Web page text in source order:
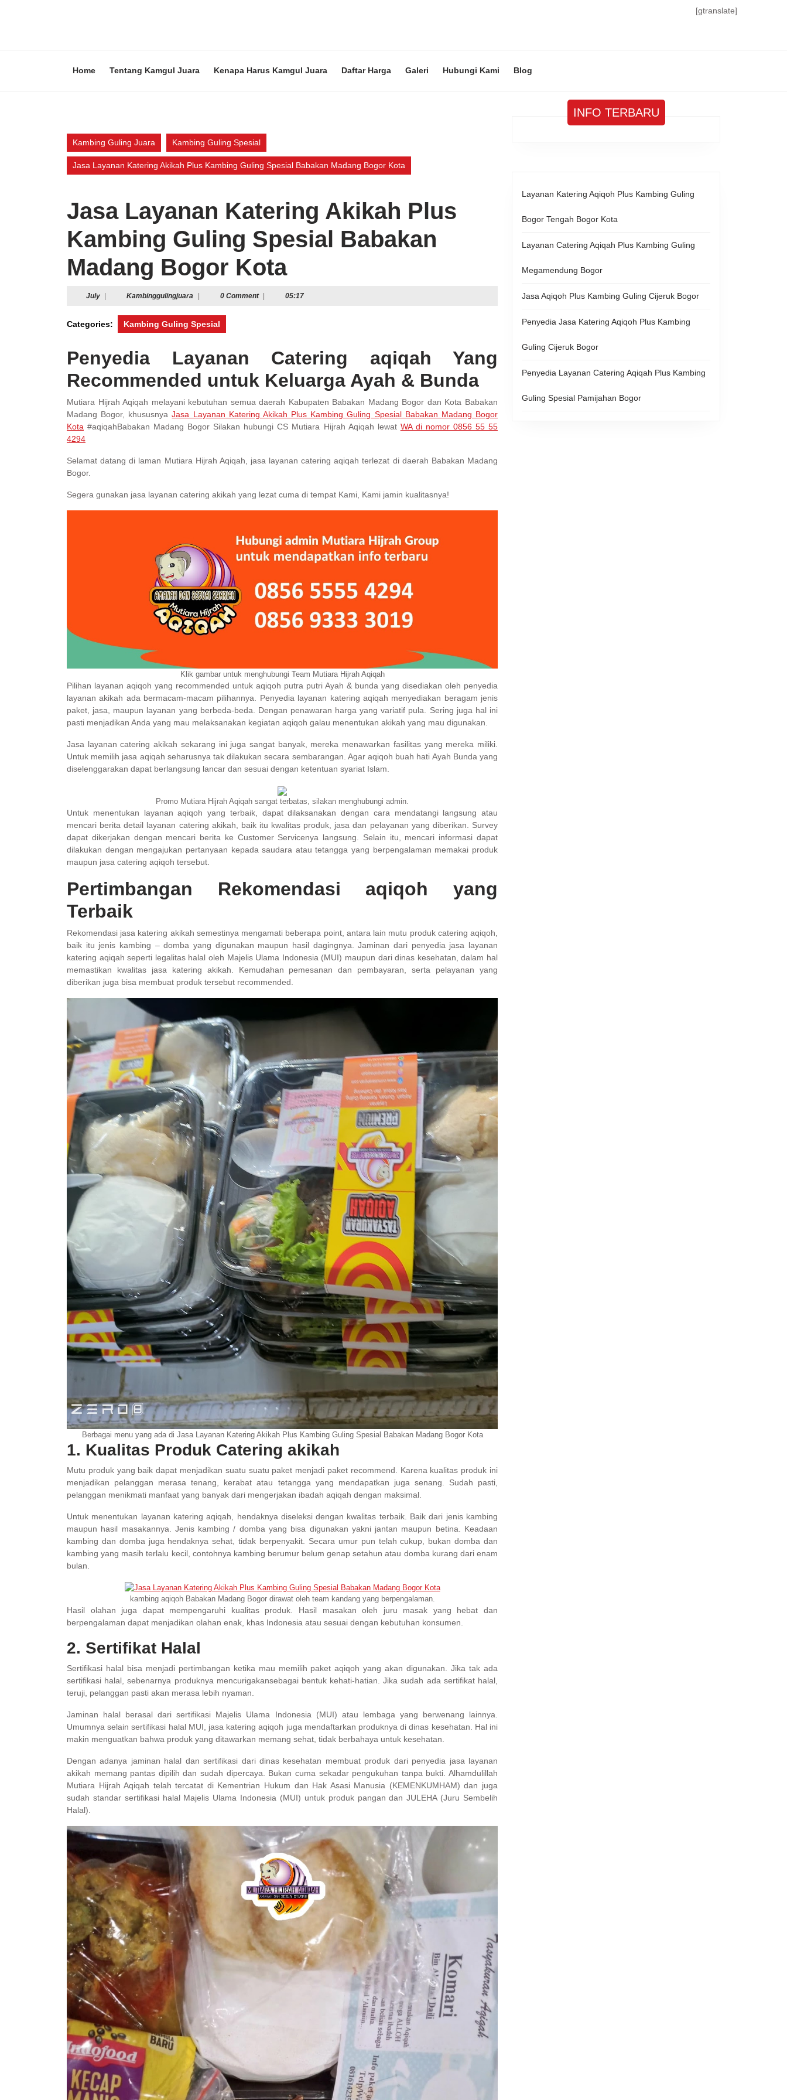
[gtranslate]
Home Tentang Kamgul Juara Kenapa Harus Kamgul Juara Daftar Harga Galeri Hubungi Kami Blog
Kambing Guling Juara Kambing Guling Spesial
Jasa Layanan Katering Akikah Plus Kambing Guling Spesial Babakan Madang Bogor Kota
Jasa Layanan Katering Akikah Plus
Kambing Guling Spesial Babakan
Madang Bogor Kota
JulyJuly Kambinggulingjuara Kambinggulingjuara
0 Comment 05:17
Categories: Kambing Guling Spesial
Penyedia Layanan Catering aqiqah Yang
Recommended untuk Keluarga Ayah & Bunda
Mutiara Hijrah Aqiqah melayani kebutuhan semua daerah Kabupaten Babakan Madang Bogor dan Kota Babakan
Madang Bogor, khususnyaJasa Layanan Katering Akikah Plus Kambing Guling Spesial Babakan Madang Bogor
Kota #aqiqahBabakan Madang Bogor Silakan hubungi CS Mutiara Hijrah Aqiqah lewat WA di nomor 0856 55 55
4294
Selamat datang di laman Mutiara Hijrah Aqiqah, jasa layanan catering aqiqah terlezat di daerah Babakan Madang
Bogor.
Segera gunakan jasa layanan catering akikah yang lezat cuma di tempat Kami, Kami jamin kualitasnya!
Klik gambar untuk menghubungi Team Mutiara Hijrah Aqiqah
Pilihan layanan aqiqoh yang recommended untuk aqiqoh putra putri Ayah & bunda yang disediakan oleh penyedia
layanan akikah ada bermacam-macam pilihannya. Penyedia layanan katering aqiqah menyediakan beragam jenis
paket, jasa, maupun layanan yang berbeda-beda. Dengan penawaran harga yang variatif pula. Sering juga hal ini
pasti menjadikan Anda yang mau melaksanakan kegiatan aqiqoh galau menentukan akikah yang mau digunakan.
Jasa layanan catering akikah sekarang ini juga sangat banyak, mereka menawarkan fasilitas yang mereka miliki.
Untuk memilih jasa aqiqah seharusnya tak dilakukan secara sembarangan. Agar aqiqoh buah hati Ayah Bunda yang
diselenggarakan dapat berlangsung lancar dan sesuai dengan ketentuan syariat Islam.
Promo Mutiara Hijrah Aqiqah sangat terbatas, silakan menghubungi admin.
Untuk menentukan layanan aqiqoh yang terbaik, dapat dilaksanakan dengan cara mendatangi langsung atau
mencari berita detail layanan catering akikah, baik itu kwalitas produk, jasa dan pelayanan yang diberikan. Survey
dapat dikerjakan dengan mencari berita ke Customer Servicenya langsung. Selain itu, mencari informasi dapat
dilakukan dengan mengajukan pertanyaan kepada saudara atau tetangga yang berpengalaman memakai produk
maupun jasa catering aqiqoh tersebut.
Pertimbangan Rekomendasi aqiqoh yang
Terbaik
Rekomendasi jasa katering akikah semestinya mengamati beberapa point, antara lain mutu produk catering aqiqoh,
baik itu jenis kambing – domba yang digunakan maupun hasil dagingnya. Jaminan dari penyedia jasa layanan
katering aqiqah seperti legalitas halal oleh Majelis Ulama Indonesia (MUI) maupun dari dinas kesehatan, dalam hal
memastikan kwalitas jasa katering akikah. Kemudahan pemesanan dan pembayaran, serta pelayanan yang
diberikan juga bisa membuat produk tersebut recommended.
Berbagai menu yang ada di Jasa Layanan Katering Akikah Plus Kambing Guling Spesial Babakan Madang Bogor Kota
1. Kualitas Produk Catering akikah
Mutu produk yang baik dapat menjadikan suatu suatu paket menjadi paket recommend. Karena kualitas produk ini
menjadikan pelanggan merasa tenang, kerabat atau tetangga yang mendapatkan juga senang. Sudah pasti,
pelanggan menikmati manfaat yang banyak dari mengerjakan ibadah aqiqah dengan maksimal.
Untuk menentukan layanan katering aqiqah, hendaknya diseleksi dengan kwalitas terbaik. Baik dari jenis kambing
maupun hasil masakannya. Jenis kambing / domba yang bisa digunakan yakni jantan maupun betina. Keadaan
kambing dan domba juga hendaknya sehat, tidak berpenyakit. Secara umur pun telah cukup, bukan domba dan
kambing yang masih terlalu kecil, contohnya kambing berumur belum genap setahun atau domba kurang dari enam
bulan.
kambing aqiqoh Babakan Madang Bogor dirawat oleh team kandang yang berpengalaman.
Hasil olahan juga dapat mempengaruhi kualitas produk. Hasil masakan oleh juru masak yang hebat dan
berpengalaman dapat menjadikan olahan enak, khas Indonesia atau sesuai dengan kebutuhan konsumen.
2. Sertifikat Halal
Sertifikasi halal bisa menjadi pertimbangan ketika mau memilih paket aqiqoh yang akan digunakan. Jika tak ada
sertifikasi halal, sebenarnya produknya mencurigakansebagai bentuk kehati-hatian. Jika sudah ada sertifikat halal,
teruji, pelanggan pasti akan merasa lebih nyaman.
Jaminan halal berasal dari sertifikasi Majelis Ulama Indonesia (MUI) atau lembaga yang berwenang lainnya.
Umumnya selain sertifikasi halal MUI, jasa katering aqiqoh juga mendaftarkan produknya di dinas kesehatan. Hal ini
makin menguatkan bahwa produk yang ditawarkan memang sehat, tidak berbahaya untuk kesehatan.
Dengan adanya jaminan halal dan sertifikasi dari dinas kesehatan membuat produk dari penyedia jasa layanan
akikah memang pantas dipilih dan sudah dipercaya. Bukan cuma sekadar pengukuhan tanpa bukti. Alhamdulillah
Mutiara Hijrah Aqiqah telah tercatat di Kementrian Hukum dan Hak Asasi Manusia (KEMENKUMHAM) dan juga
sudah standar sertifikasi halal Majelis Ulama Indonesia (MUI) untuk produk pangan dan JULEHA (Juru Sembelih
Halal).
INFO TERBARU
Layanan Katering Aqiqoh Plus Kambing Guling
Bogor Tengah Bogor Kota
Layanan Catering Aqiqah Plus Kambing Guling
Megamendung Bogor
Jasa Aqiqoh Plus Kambing Guling Cijeruk Bogor
Penyedia Jasa Katering Aqiqoh Plus Kambing
Guling Cijeruk Bogor
Penyedia Layanan Catering Aqiqah Plus Kambing
Guling Spesial Pamijahan Bogor